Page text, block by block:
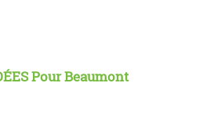
Pour Beaumont